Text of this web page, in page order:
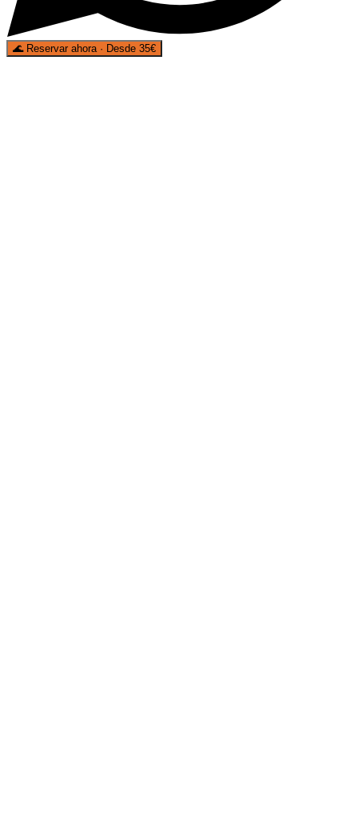
🌊 Reservar ahora · Desde 35€